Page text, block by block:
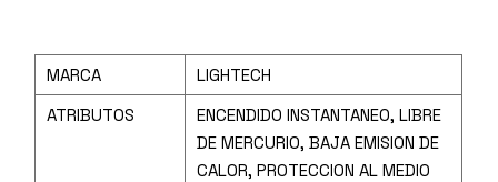
MARCA
LIGHTECH
ATRIBUTOS
ENCENDIDO INSTANTANEO, LIBRE
DE MERCURIO, BAJA EMISION DE
CALOR, PROTECCION AL MEDIO